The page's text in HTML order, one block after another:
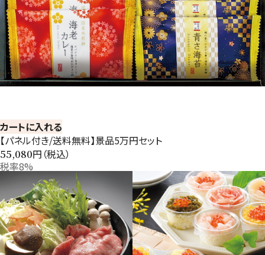
カートに入れる
【パネル付き/送料無料】景品5万円セット
55,080円（税込）
税率8%